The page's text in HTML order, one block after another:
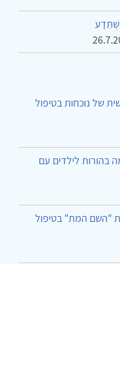
שֶׁתֵּדַע
של נוכחות בטיפול
בהורות לילדים עם
"השם המת" בטיפול